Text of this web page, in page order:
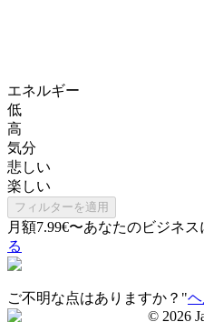
エネルギー
低
高
気分
悲しい
楽しい
フィルターを適用
月額7.99€〜あなたのビジネ
る
ご不明な点はありますか？"
© 2026